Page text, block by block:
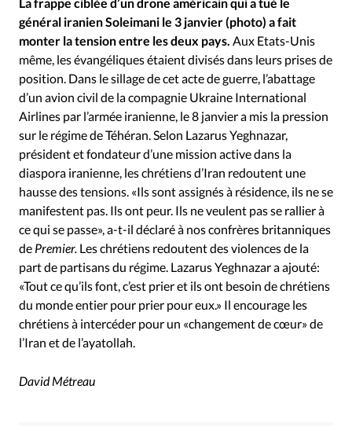
général iranien Soleimani le 3 janvier (photo) a fait
monter la tension entre les deux pays. Aux Etats-Unis
même, les évangéliques étaient divisés dans leurs prises de
position. Dans le sillage de cet acte de guerre, l’abattage
d’un avion civil de la compagnie Ukraine International
Airlines par l’armée iranienne, le 8 janvier a mis la pression
sur le régime de Téhéran. Selon Lazarus Yeghnazar,
président et fondateur d’une mission active dans la
diaspora iranienne, les chrétiens d’Iran redoutent une
hausse des tensions. «Ils sont assignés à résidence, ils ne se
manifestent pas. Ils ont peur. Ils ne veulent pas se rallier à
ce qui se passe», a-t-il déclaré à nos confrères britanniques
de Premier. Les chrétiens redoutent des violences de la
part de partisans du régime. Lazarus Yeghnazar a ajouté:
«Tout ce qu’ils font, c’est prier et ils ont besoin de chrétiens
du monde entier pour prier pour eux.» Il encourage les
chrétiens à intercéder pour un «changement de cœur» de
l’Iran et de l’ayatollah.
David Métreau